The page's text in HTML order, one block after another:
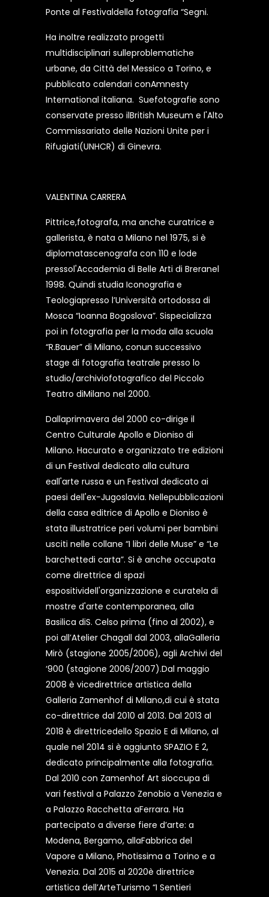
Ponte al Festivaldella fotografia “Segni.
Ha inoltre realizzato progetti
multidisciplinari sulleproblematiche
urbane, da Città del Messico a Torino, e
pubblicato calendari conAmnesty
International italiana. Suefotografie sono
conservate presso ilBritish Museum e l'Alto
Commissariato delle Nazioni Unite per i
Rifugiati(UNHCR) di Ginevra.
VALENTINA CARRERA
Pittrice,fotografa, ma anche curatrice e
gallerista, è nata a Milano nel 1975, si è
diplomatascenografa con 110 e lode
pressol'Accademia di Belle Arti di Breranel
1998. Quindi studia Iconografia e
Teologiapresso l’Università ortodossa di
Mosca “Ioanna Bogoslova”. Sispecializza
poi in fotografia per la moda alla scuola
“R.Bauer” di Milano, conun successivo
stage di fotografia teatrale presso lo
studio/archiviofotografico del Piccolo
Teatro diMilano nel 2000.
Dallaprimavera del 2000 co-dirige il
Centro Culturale Apollo e Dioniso di
Milano. Hacurato e organizzato tre edizioni
di un Festival dedicato alla cultura
eall'arte russa e un Festival dedicato ai
paesi dell'ex-Jugoslavia. Nellepubblicazioni
della casa editrice di Apollo e Dioniso è
stata illustratrice peri volumi per bambini
usciti nelle collane “I libri delle Muse” e “Le
barchettedi carta”. Si è anche occupata
come direttrice di spazi
espositividell'organizzazione e curatela di
mostre d'arte contemporanea, alla
Basilica diS. Celso prima (fino al 2002), e
poi all’Atelier Chagall dal 2003, allaGalleria
Mirò (stagione 2005/2006), agli Archivi del
‘900 (stagione 2006/2007).Dal maggio
2008 è vicedirettrice artistica della
Galleria Zamenhof di Milano,di cui è stata
co-direttrice dal 2010 al 2013. Dal 2013 al
2018 è direttricedello Spazio E di Milano, al
quale nel 2014 si è aggiunto SPAZIO E 2,
dedicato principalmente alla fotografia.
Dal 2010 con Zamenhof Art sioccupa di
vari festival a Palazzo Zenobio a Venezia e
a Palazzo Racchetta aFerrara. Ha
partecipato a diverse fiere d’arte: a
Modena, Bergamo, allaFabbrica del
Vapore a Milano, Photissima a Torino e a
Venezia. Dal 2015 al 2020è direttrice
artistica dell’ArteTurismo “I Sentieri